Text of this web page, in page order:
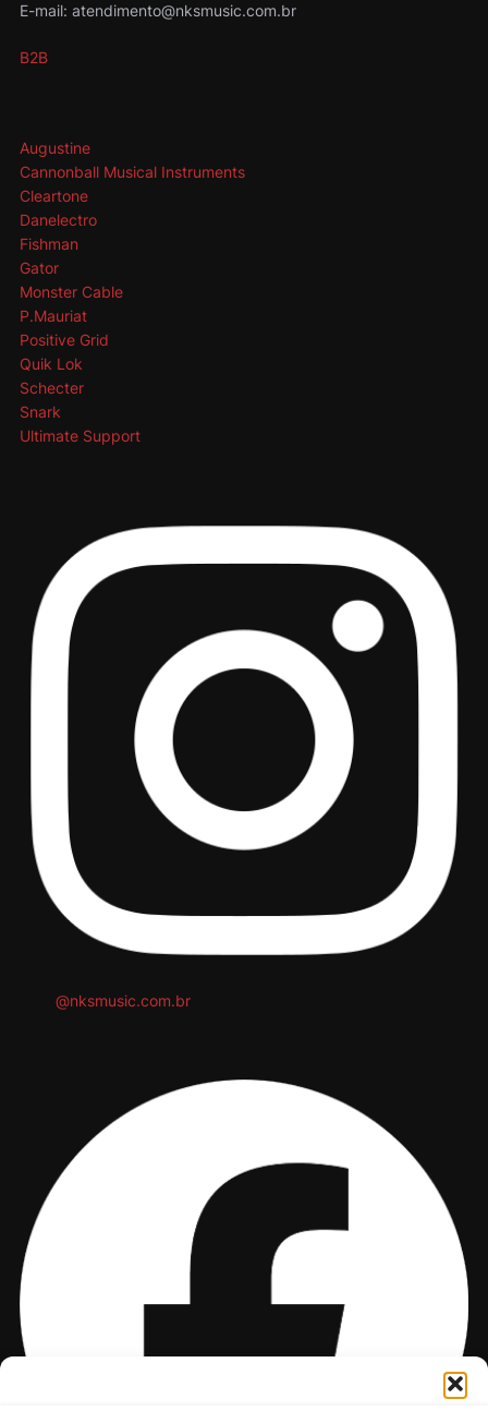
E-mail: atendimento@nksmusic.com.br
B2B
Augustine
Cannonball Musical Instruments
Cleartone
Danelectro
Fishman
Gator
Monster Cable
P.Mauriat
Positive Grid
Quik Lok
Schecter
Snark
Ultimate Support
@nksmusic.com.br